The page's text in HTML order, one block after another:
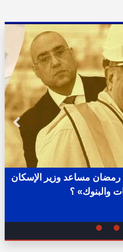
مساعد وزير الإسكان
؟